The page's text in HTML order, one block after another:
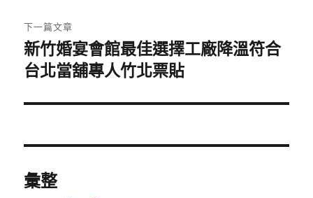
章:
下一篇文章
下
一
文
新竹婚宴會館最佳選擇工廠降溫符合
台北當舖專人竹北票貼
彙整